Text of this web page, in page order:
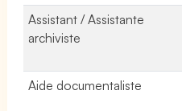
Assistant / Assistante
archiviste
Aide documentaliste